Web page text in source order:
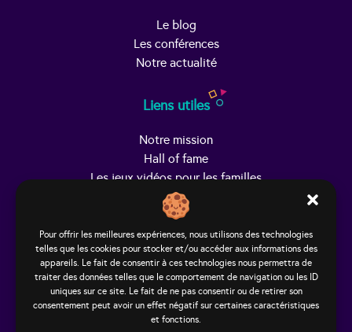
Pour offrir les meilleures expériences, nous utilisons des technologies
telles que les cookies pour stocker et/ou accéder aux informations des
appareils. Le fait de consentir à ces technologies nous permettra de
traiter des données telles que le comportement de navigation ou les ID
uniques sur ce site. Le fait de ne pas consentir ou de retirer son
consentement peut avoir un effet négatif sur certaines caractéristiques
et fonctions.
Le blog
Les conférences
Notre actualité
Liens utiles
Notre mission
Hall of fame
Les jeux vidéos pour les familles
Trouver Helpy
Le studio
65, rue Hénon
69004 Lyon - France
contact@helpy-lejeu.fr